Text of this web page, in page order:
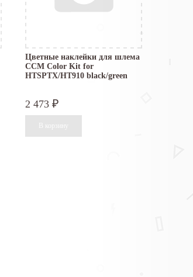
Цветные наклейки для шлема
CCM Color Kit for
HTSPTX/HT910 black/green
2 473 ₽